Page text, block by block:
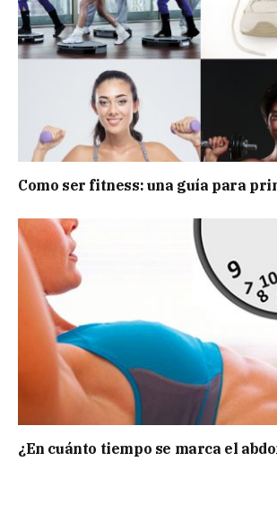
Como ser fitness: una guía para
¿En cuánto tiempo se marca el